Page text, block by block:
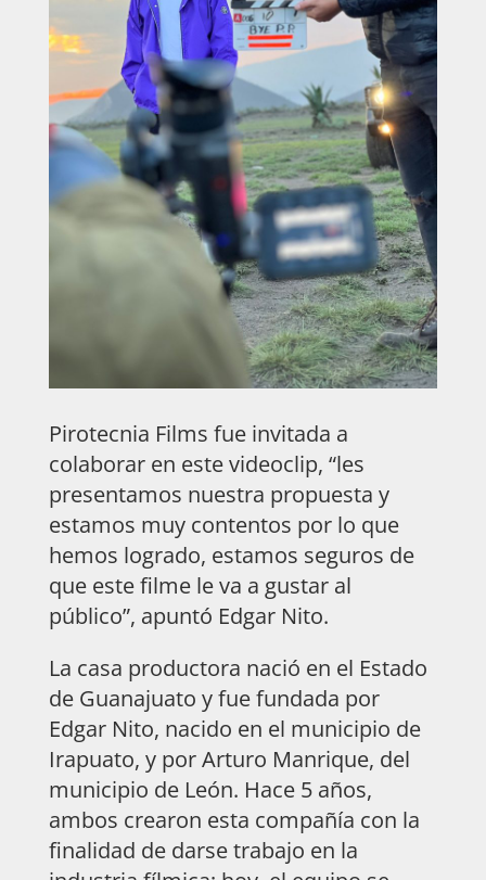
Pirotecnia Films fue invitada a
colaborar en este videoclip, “les
presentamos nuestra propuesta y
estamos muy contentos por lo que
hemos logrado, estamos seguros de
que este filme le va a gustar al
público”, apuntó Edgar Nito.
La casa productora nació en el Estado
de Guanajuato y fue fundada por
Edgar Nito, nacido en el municipio de
Irapuato, y por Arturo Manrique, del
municipio de León. Hace 5 años,
ambos crearon esta compañía con la
finalidad de darse trabajo en la